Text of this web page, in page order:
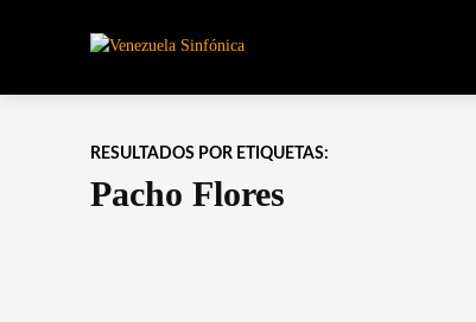
RESULTADOS POR ETIQUETAS:
Pacho Flores